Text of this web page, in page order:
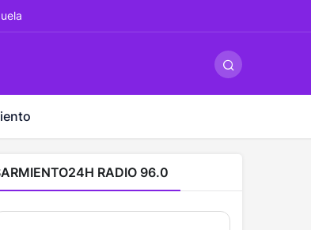
RADIO 96.0